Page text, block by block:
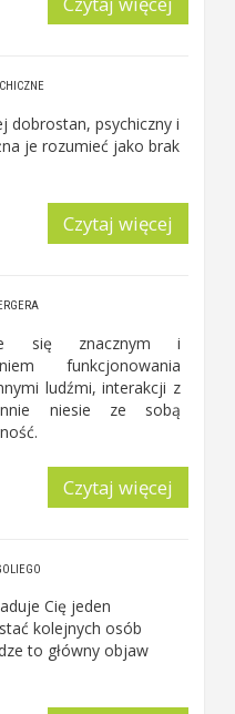
dobrostan, psychiczny i
je rozumieć jako brak
Czytaj więcej
się znacznym i
funkcjonowania
ludźmi, interakcji z
niesie ze sobą
Czytaj więcej
Cię jeden
kolejnych osób
to główny objaw